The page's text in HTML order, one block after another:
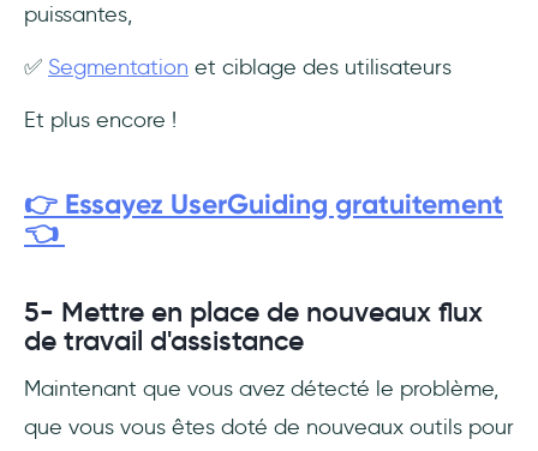
puissantes,
✅ Segmentation et ciblage des utilisateurs
Et plus encore !
👉 Essayez UserGuiding gratuitement
👈
5- Mettre en place de nouveaux flux
de travail d'assistance
Maintenant que vous avez détecté le problème,
que vous vous êtes doté de nouveaux outils pour